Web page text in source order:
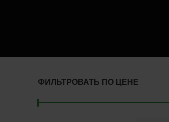
ФИЛЬТРОВАТЬ ПО ЦЕНЕ